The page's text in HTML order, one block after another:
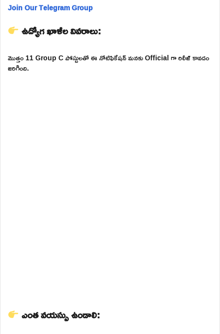
Join Our Telegram Group
ఉద్యోగ ఖాళీల వివరాలు:
మొత్తం 11 Group C పోస్టులతో ఈ నోటిఫికేషన్ మనకు Official గా రిలీజ్ కావడం
జరిగింది.
ఎంత వయస్సు ఉండాలి: